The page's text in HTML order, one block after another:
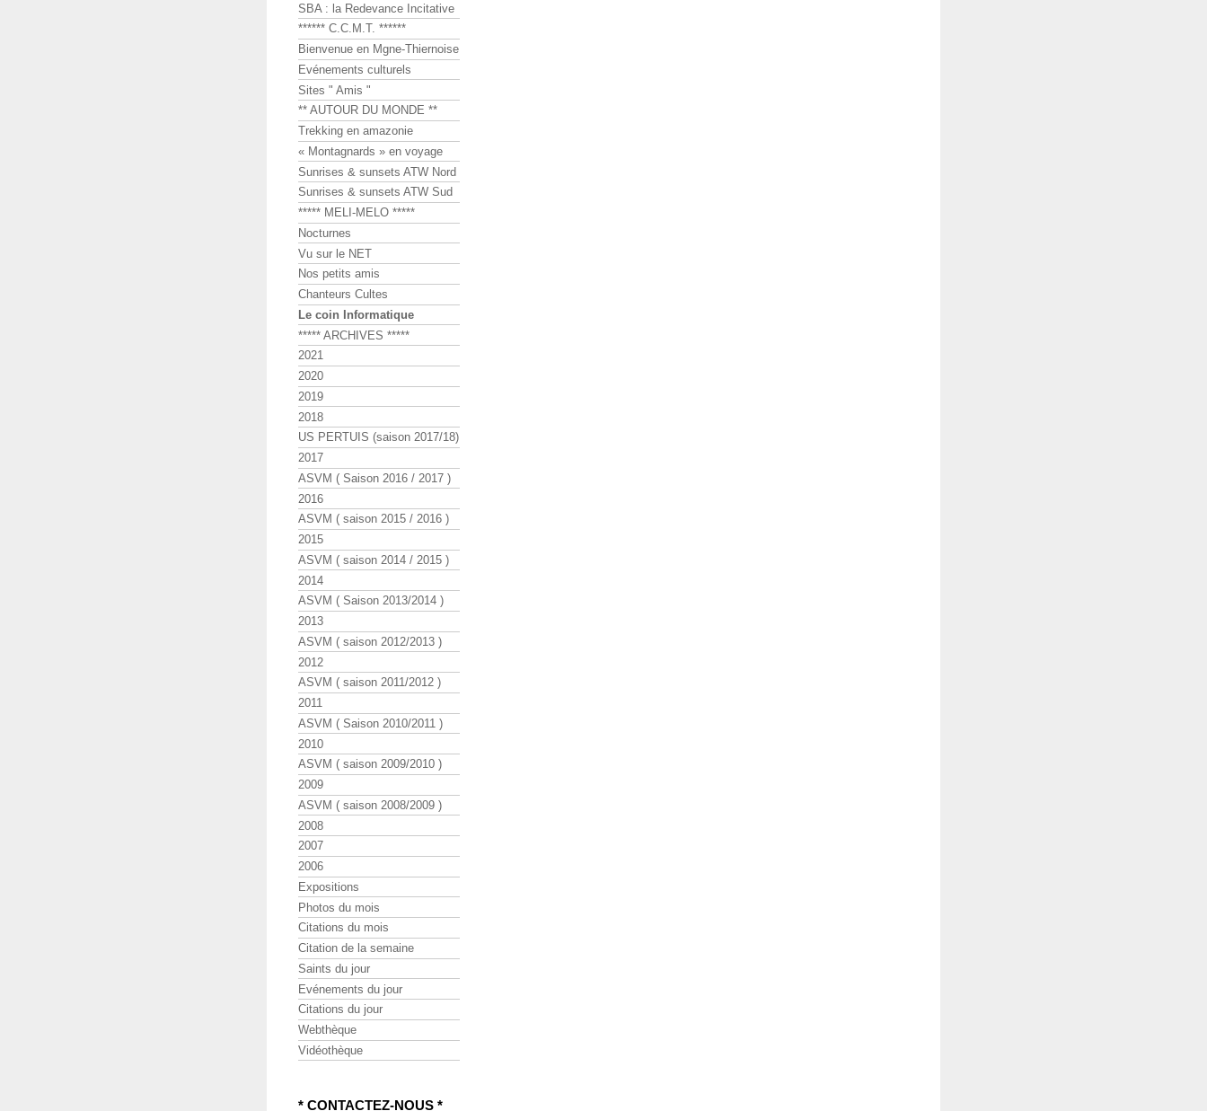
SBA : la Redevance Incitative
****** C.C.M.T. ******
Bienvenue en Mgne-Thiernoise
Evénements culturels
Sites " Amis "
** AUTOUR DU MONDE **
Trekking en amazonie
« Montagnards » en voyage
Sunrises & sunsets ATW Nord
Sunrises & sunsets ATW Sud
***** MELI-MELO *****
Nocturnes
Vu sur le NET
Nos petits amis
Chanteurs Cultes
Le coin Informatique
***** ARCHIVES *****
2021
2020
2019
2018
US PERTUIS (saison 2017/18)
2017
ASVM ( Saison 2016 / 2017 )
2016
ASVM ( saison 2015 / 2016 )
2015
ASVM ( saison 2014 / 2015 )
2014
ASVM ( Saison 2013/2014 )
2013
ASVM ( saison 2012/2013 )
2012
ASVM ( saison 2011/2012 )
2011
ASVM ( Saison 2010/2011 )
2010
ASVM ( saison 2009/2010 )
2009
ASVM ( saison 2008/2009 )
2008
2007
2006
Expositions
Photos du mois
Citations du mois
Citation de la semaine
Saints du jour
Evénements du jour
Citations du jour
Webthèque
Vidéothèque
* CONTACTEZ-NOUS *